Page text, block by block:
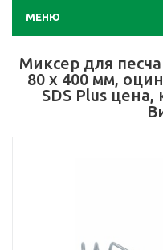
МЕНЮ
Миксер для
80 х 400 мм,
SDS Plus